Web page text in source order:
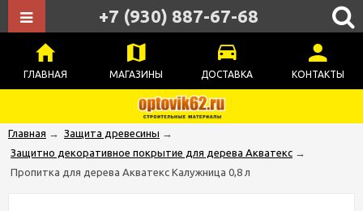
ГЛАВНАЯ МАГАЗИНЫ ДОСТАВКА КОНТАКТЫ
+7 (930) 887-67-68
Главная → Защита древесины →
Защитно декоративное покрытие для дерева Акватекс →
Пропитка для дерева Акватекс Калужница 0,8 л